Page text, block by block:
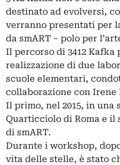
destinato ad evolversi,
verranno presentati per
da smART – polo per
Il percorso di 3412 Kafka
realizzazione di due
scuole elementari,
collaborazione con Irene
Il primo, nel 2015, in una
Quarticciolo di Roma e il
di smART.
Durante i workshop,
vita delle stelle, è stato